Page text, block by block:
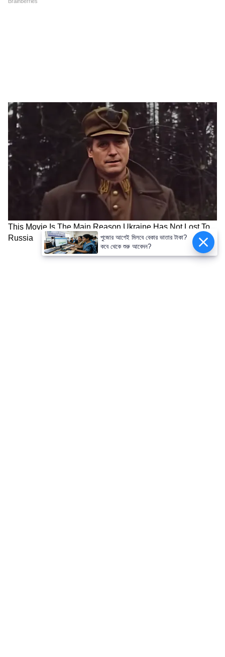
পুজোর আগেই মিলবে বেকার ভাতার টাকা?
কবে থেকে শুরু আবেদন?